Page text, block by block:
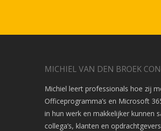
MICHIEL VAN DEN BROEK
Michiel leert professionals hoe zij
Officeprogramma’s en Microsoft
in hun werk en makkelijker kunnen
collega’s, klanten en